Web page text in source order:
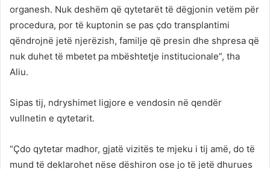
organesh. Nuk deshëm që qytetarët të dëgjonin vetëm për
procedura, por të kuptonin se pas çdo transplantimi
qëndrojnë jetë njerëzish, familje që presin dhe shpresa që
nuk duhet të mbetet pa mbështetje institucionale”, tha
Aliu.
Sipas tij, ndryshimet ligjore e vendosin në qendër
vullnetin e qytetarit.
“Çdo qytetar madhor, gjatë vizitës te mjeku i tij amë, do të
mund të deklarohet nëse dëshiron ose jo të jetë dhurues